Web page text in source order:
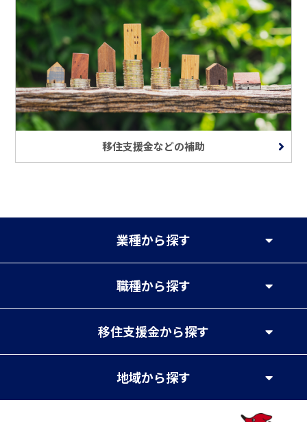
移住支援金などの補助
業種から探す
職種から探す
移住支援金から探す
地域から探す